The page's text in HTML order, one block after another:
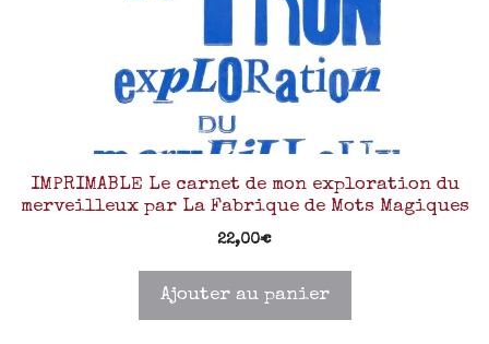
IMPRIMABLE Le carnet de mon exploration du
merveilleux par La Fabrique de Mots Magiques
22,00€
Ajouter au panier